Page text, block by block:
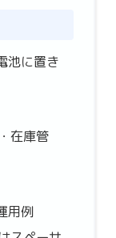
池に置き
在庫管
用例